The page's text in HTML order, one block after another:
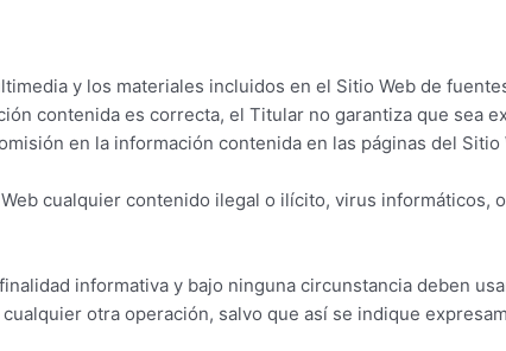
y los materiales incluidos en el Sitio Web de
contenida es correcta, el Titular no garantiza que sea
en la información contenida en las páginas del Sitio
cualquier contenido ilegal o ilícito, virus informáticos,
informativa y bajo ninguna circunstancia deben
otra operación, salvo que así se indique